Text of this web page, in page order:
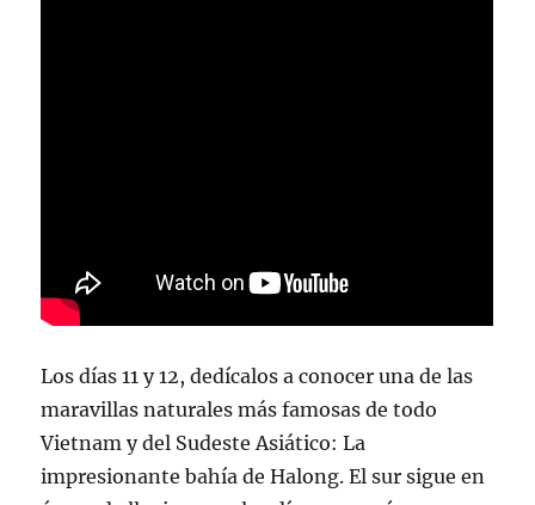
Los días 11 y 12, dedícalos a conocer una de las
maravillas naturales más famosas de todo
Vietnam y del Sudeste Asiático: La
impresionante bahía de Halong. El sur sigue en